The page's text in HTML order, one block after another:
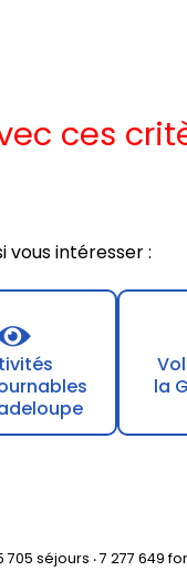
ces
vous intéresser :
la
séjours ‧ 7 277 649